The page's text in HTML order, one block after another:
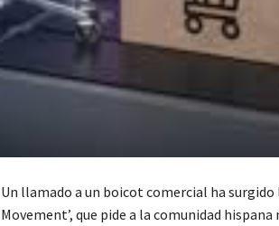
Un llamado a un boicot comercial ha surgido
Movement’, que pide a la comunidad